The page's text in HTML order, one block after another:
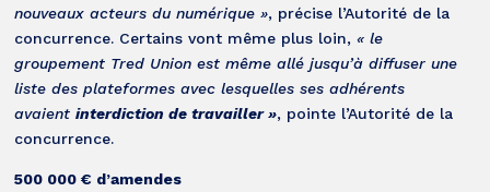
nouveaux acteurs du numérique », précise l’Autorité de la
concurrence. Certains vont même plus loin,« le
groupement Tred Union est même allé jusqu’à diffuser une
liste des plateformes avec lesquelles ses adhérents
avaientinterdiction de travailler », pointe l’Autorité de la
concurrence.
500 000 € d’amendes